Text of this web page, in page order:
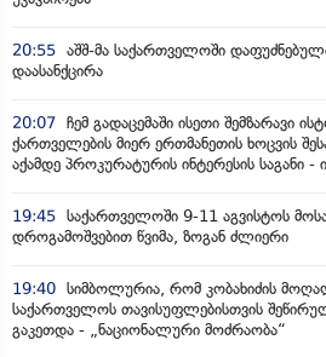
20:55 აშშ-მა საქართველოში
დაასანქცირა
20:07 ჩემ გადაცემაში ისეთი შემზარავი
ქართველების მიერ ერთმანეთის ხოცვის
აქამდე პროკურატურის ინტერესის საგანი -
19:45 საქართველოში 9-11 აგვისტოს
დროგამოშვებით წვიმა, ზოგან ძლიერი
19:40 სიმბოლურია, რომ კობახიძის
საქართველოს თავისუფლებისთვის
გაკეთდა - „ნაციონალური მოძრაობა“